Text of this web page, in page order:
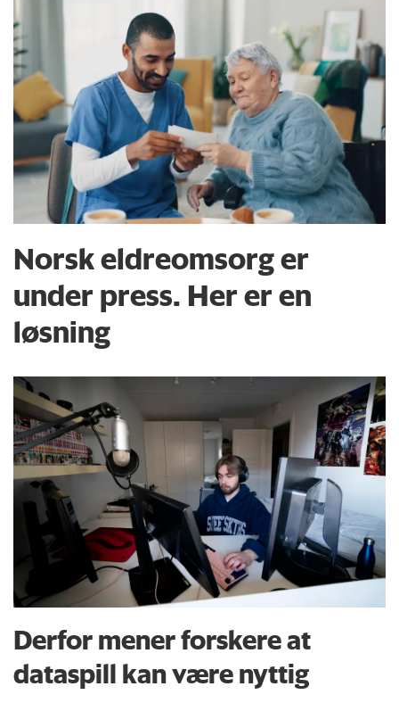
Norsk eldreomsorg er
under press. Her er en
løsning
Derfor mener forskere at
dataspill kan være nyttig